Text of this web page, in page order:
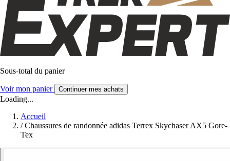
Sous-total du panier
Voir mon panier Continuer mes achats
Loading...
Accueil
/ Chaussures de randonnée adidas Terrex Skychaser AX5 Gore-
Tex